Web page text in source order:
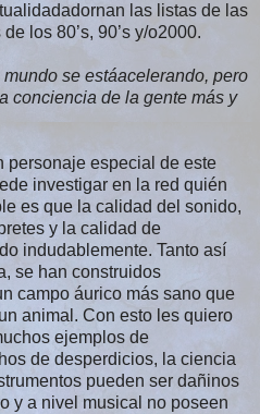
las listas de las
los 80’s, 90’s y/o2000.
se estáacelerando, pero
conciencia de la gente más y
personaje especial de este
investigar en la red quién
es que la calidad del sonido,
y la calidad de
indudablemente. Tanto así
se han construidos
campo áurico más sano que
animal. Con esto les quiero
ejemplos de
de desperdicios, la ciencia
pueden ser dañinos
y a nivel musical no poseen